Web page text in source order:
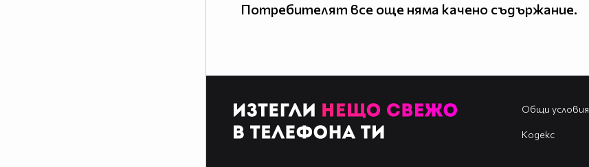
Потребителят все още няма качено съдържание.
Общи условия
Кодекс